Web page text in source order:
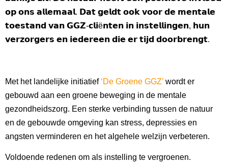
𝗼𝗽 𝗼𝗻𝘀 𝗮𝗹𝗹𝗲𝗺𝗮𝗮𝗹. 𝗗𝗮𝘁 𝗴𝗲𝗹𝗱𝘁 𝗼𝗼𝗸 𝘃𝗼𝗼𝗿 𝗱𝗲 𝗺𝗲𝗻𝘁𝗮𝗹𝗲
𝘁𝗼𝗲𝘀𝘁𝗮𝗻𝗱 𝘃𝗮𝗻 𝗚𝗚𝗭-𝗰𝗹𝗶ë𝗻𝘁𝗲𝗻 𝗶𝗻 𝗶𝗻𝘀𝘁𝗲𝗹𝗹𝗶𝗻𝗴𝗲𝗻, 𝗵𝘂𝗻
𝘃𝗲𝗿𝘇𝗼𝗿𝗴𝗲𝗿𝘀 𝗲𝗻 𝗶𝗲𝗱𝗲𝗿𝗲𝗲𝗻 𝗱𝗶𝗲 𝗲𝗿 𝘁𝗶𝗷𝗱 𝗱𝗼𝗼𝗿𝗯𝗿𝗲𝗻𝗴𝘁.
Met het landelijke initiatief ‘De Groene GGZ’ wordt er
gebouwd aan een groene beweging in de mentale
gezondheidszorg. Een sterke verbinding tussen de natuur
en de gebouwde omgeving kan stress, depressies en
angsten verminderen en het algehele welzijn verbeteren.
Voldoende redenen om als instelling te vergroenen.